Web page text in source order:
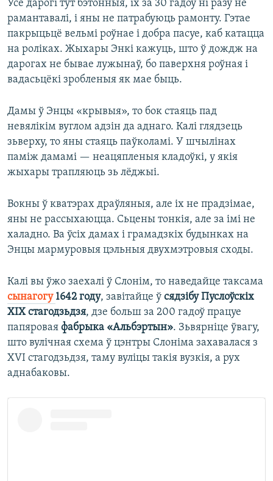
Усе дарогі тут бэтонныя, іх за 30 гадоў ні разу не
рамантавалі, і яны не патрабуюць рамонту. Гэтае
пакрыцьцё вельмі роўнае і добра пасуе, каб катацца
на роліках. Жыхары Энкі кажуць, што ў дождж на
дарогах не бывае лужынаў, бо паверхня роўная і
вадасьцёкі зробленыя як мае быць.
Дамы ў Энцы «крывыя», то бок стаяць пад
невялікім вуглом адзін да аднаго. Калі глядзець
зьверху, то яны стаяць паўколамі. У шчылінах
паміж дамамі — неацяпленыя кладоўкі, у якія
жыхары трапляюць зь лёджыі.
Вокны ў кватэрах драўляныя, але іх не прадзімае,
яны не рассыхаюцца. Сьцены тонкія, але за імі не
халадно. Ва ўсіх дамах і грамадзкіх будынках на
Энцы мармуровыя цэльныя двухмэтровыя сходы.
Калі вы ўжо заехалі ў Слонім, то наведайце таксама
сынагогу 1642 году, завітайце ў сядзібу Пуслоўскіх
XIX стагодзьдзя, дзе больш за 200 гадоў працуе
папяровая фабрыка «Альбэртын». Зьвярніце ўвагу,
што вулічная схема ў цэнтры Слоніма захавалася з
XVI стагодзьдзя, таму вуліцы такія вузкія, а рух
аднабаковы.